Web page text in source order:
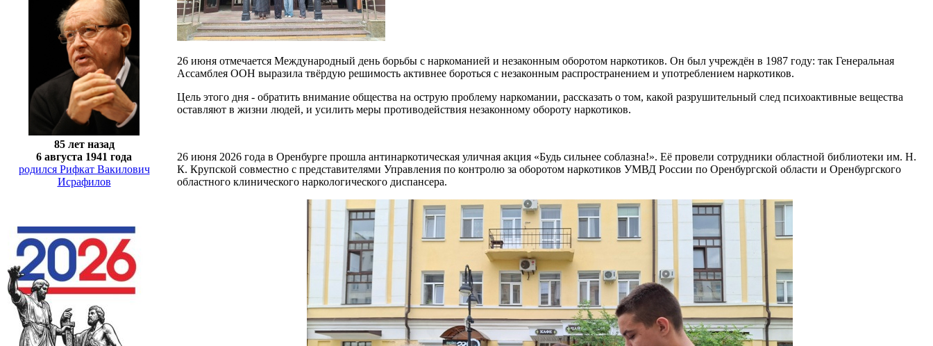
85 лет назад
6 августа 1941 года
родился Рифкат Вакилович
Исрафилов
26 июня отмечается Международный день борьбы с наркоманией и незаконным оборотом наркотиков. Он был учреждён в 1987 году: так Генеральная
Ассамблея ООН выразила твёрдую решимость активнее бороться с незаконным распространением и употреблением наркотиков.
Цель этого дня - обратить внимание общества на острую проблему наркомании, рассказать о том, какой разрушительный след психоактивные вещества
оставляют в жизни людей, и усилить меры противодействия незаконному обороту наркотиков.
26 июня 2026 года в Оренбурге прошла антинаркотическая уличная акция «Будь сильнее соблазна!». Её провели сотрудники областной библиотеки им. Н.
К. Крупской совместно с представителями Управления по контролю за оборотом наркотиков УМВД России по Оренбургской области и Оренбургского
областного клинического наркологического диспансера.